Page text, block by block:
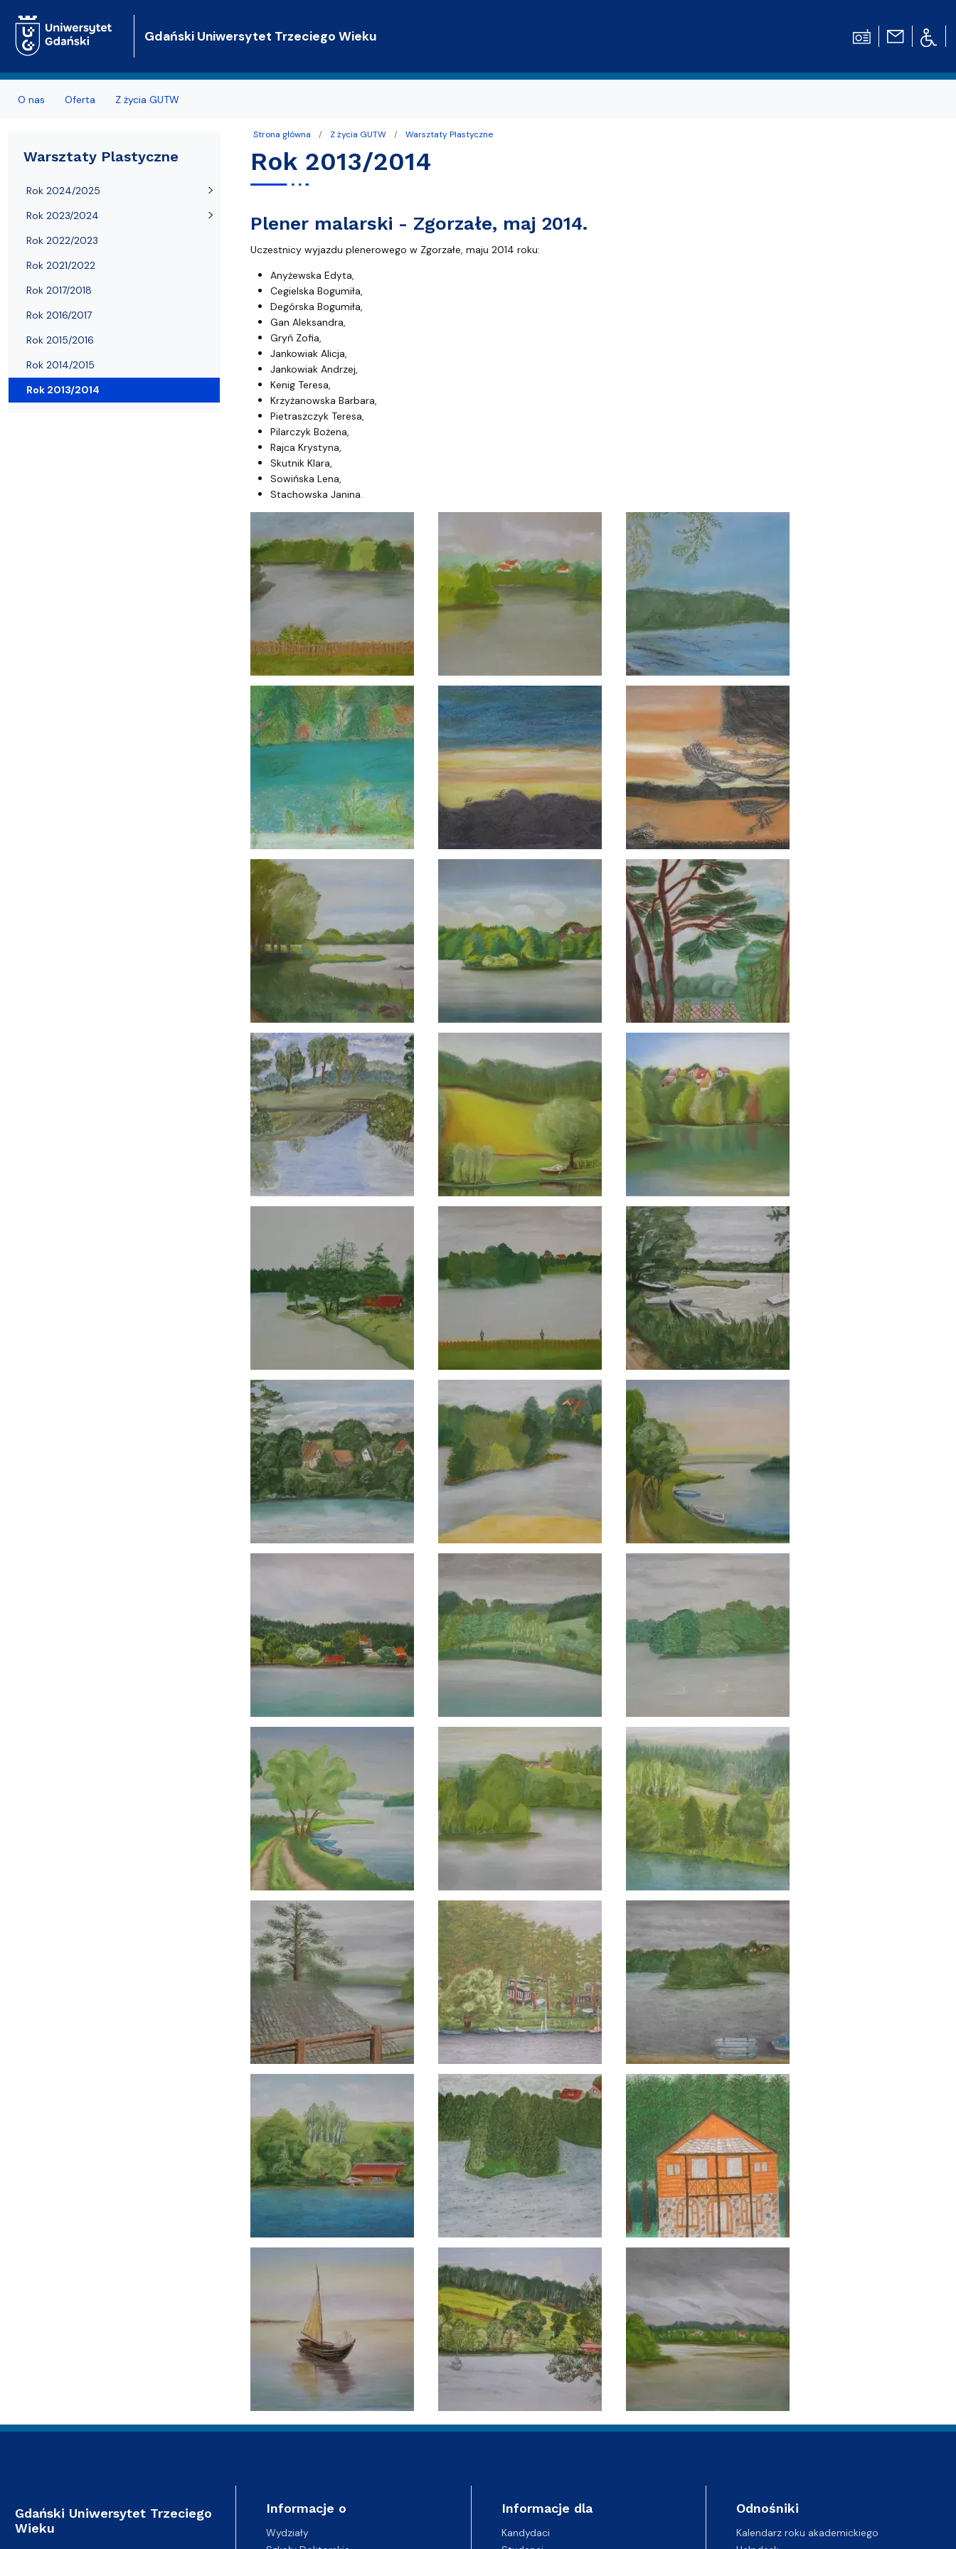
Gdański Uniwersytet Trzeciego Wieku
O nas
Najczęściej zadawane pytania
Sprawozdania z działalności
Filie i inne UTW
Polecane strony WWW
Oferta
Materiały z wykładów
Organizacja semestru, informacje
Z życia GUTW
Galeria
Warsztaty Plastyczne
Warsztaty Fotograficzne
Warsztaty Literackie
Spacery po Gdańsku z TPG
Strona główna Z życia GUTW Warsztaty Plastyczne
Rok 2013/2014
Plener malarski - Zgorzałe, maj 2014.
Uczestnicy wyjazdu plenerowego w Zgorzałe, maju 2014 roku:
Anyżewska Edyta,
Cegielska Bogumiła,
Degórska Bogumiła,
Gan Aleksandra,
Gryń Zofia,
Jankowiak Alicja,
Jankowiak Andrzej,
Kenig Teresa,
Krzyżanowska Barbara,
Pietraszczyk Teresa,
Pilarczyk Bożena,
Rajca Krystyna,
Skutnik Klara,
Sowińska Lena,
Stachowska Janina.
Warsztaty Plastyczne
Rok 2024/2025
Rok 2023/2024
Rok 2022/2023
Rok 2021/2022
Rok 2017/2018
Rok 2016/2017
Rok 2015/2016
Rok 2014/2015
Rok 2013/2014
Gdański Uniwersytet Trzeciego
Wieku
Informacje o
Wydziały
Informacje dla
Kandydaci
Odnośniki
Kalendarz roku akademickiego